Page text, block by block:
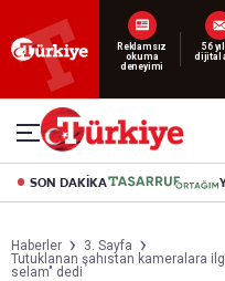
abonelik
SON DAKİKA
Haberler
3. Sayfa
Tutuklanan şahıstan kameralara
selam" dedi